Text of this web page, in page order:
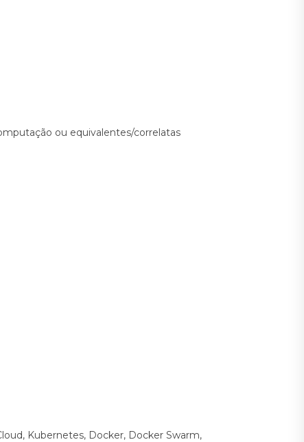
ou equivalentes/correlatas
Kubernetes, Docker, Docker Swarm,